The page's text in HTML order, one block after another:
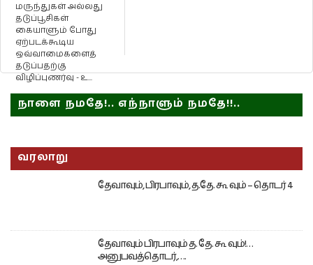
மருந்துகள் அல்லது
தடுப்பூசிகள்
கையாளும் போது
ஏற்படக்கூடிய
ஒவ்வாமைகளைத்
தடுப்பதற்கு
விழிப்புணர்வு - உ...
நாளை நமதே!.. எந்நாளும் நமதே!!..
வரலாறு
தேவாவும், பிரபாவும், த.தே. கூ வும் – தொடர் 4
தேவாவும் பிரபாவும் த. தே. கூ வும்!…
அனுபவத்தொடர்,….